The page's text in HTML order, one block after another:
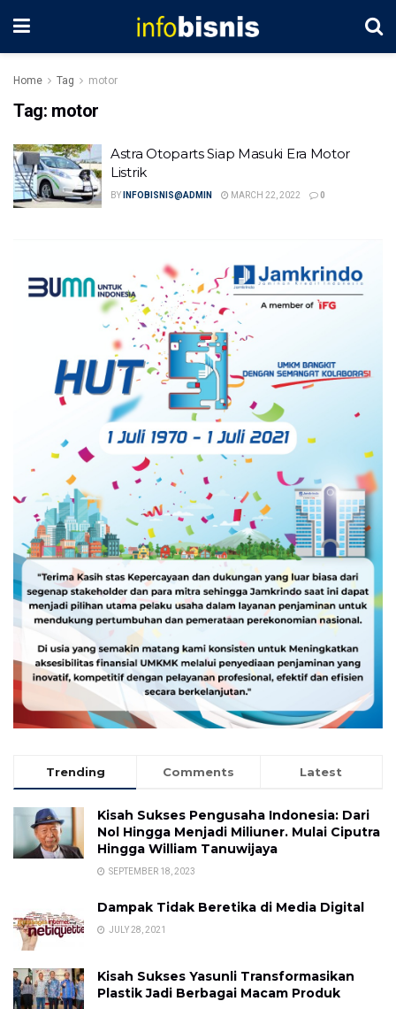
Home Tag motor
Tag: motor
Astra Otoparts Siap Masuki Era Motor
Listrik
BY INFOBISNIS@ADMIN MARCH 22, 2022 0
Trending Comments Latest
Kisah Sukses Pengusaha Indonesia: Dari
Nol Hingga Menjadi Miliuner. Mulai Ciputra
Hingga William Tanuwijaya
SEPTEMBER 18, 2023
Dampak Tidak Beretika di Media Digital
JULY 28, 2021
Kisah Sukses Yasunli Transformasikan
Plastik Jadi Berbagai Macam Produk